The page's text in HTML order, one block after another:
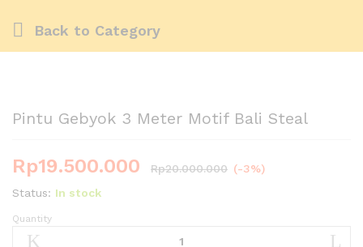
Back to Category
Pintu Gebyok 3 Meter Motif Bali Steal
Rp19.500.000 Rp20.000.000 (-3%)
Status: In stock
Pintu
Gebyok
Quantity